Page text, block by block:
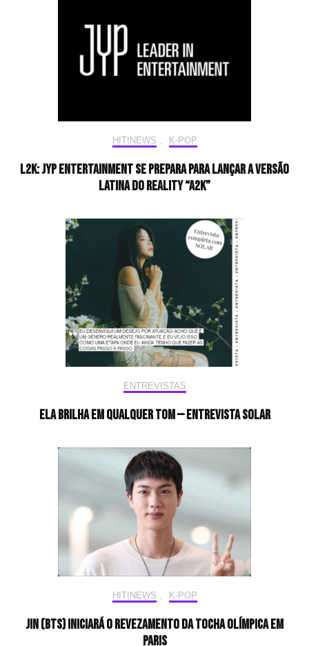
HIT!NEWS , K-POP
L2K: JYP Entertainment se prepara para lançar a versão
latina do reality “A2K”
ENTREVISTAS
Ela brilha em qualquer tom — Entrevista Solar
HIT!NEWS K-POP
Jin (BTS) iniciará o revezamento da tocha olímpica em
Paris